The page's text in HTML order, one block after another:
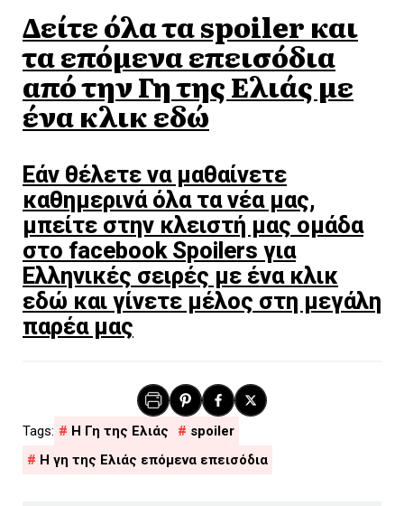
Δείτε όλα τα spoiler και
τα επόμενα επεισόδια
από την Γη της Ελιάς με
ένα κλικ εδώ
Εάν θέλετε να μαθαίνετε
καθημερινά όλα τα νέα μας,
μπείτε στην κλειστή μας ομάδα
στο facebook Spoilers για
Ελληνικές σειρές με ένα κλικ
εδώ και γίνετε μέλος στη μεγάλη
παρέα μας
H Γη της Ελιάς
spoiler
Η γη της Ελιάς επόμενα επεισόδια